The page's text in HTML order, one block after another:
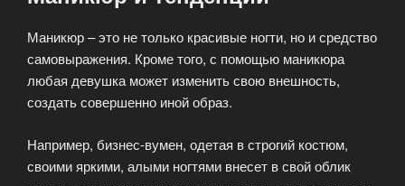
Маникюр – это не только красивые ногти, но и средство
самовыражения. Кроме того, с помощью маникюра
любая девушка может изменить свою внешность,
создать совершенно иной образ.
Например, бизнес-вумен, одетая в строгий костюм,
своими яркими, алыми ногтями внесет в свой облик